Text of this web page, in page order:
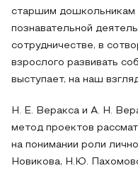
старшим дошкольникам
познавательной
сотрудничестве, в
взрослого развивать
выступает, на наш
Н. Е. Веракса и А. Н.
метод проектов
на понимании роли
Новикова, Н.Ю.